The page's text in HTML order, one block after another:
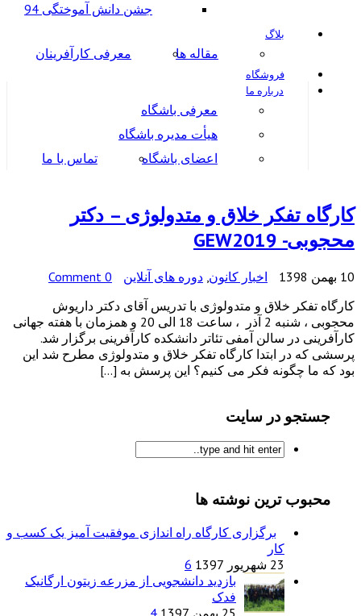
جشن دانش آموختگی 94
بلاگ
مقاله ها معرفی کارآفرینان
فروشگاه
درباره ما
معرفی باشگاه
هیأت مدیره باشگاه
اعضای باشگاه
تماس با ما
کارگاه تفکر خلاق و متدولوژی – دکتر
محجوبی- GEW2019
10 بهمن 1398 اخبار کانون دوره های آنلاین
0 Comment
کارگاه تفکر خلاق و متدولوژی با تدریس آقای دکتر داریوش
محجوبی ، شنبه 2 آذر ، ساعت 18 الی 20 و همزمان با هفته جهانی
کارآفرینی در سالن آمفی تئاتر دانشکده کارآفرینی برگزار شد.
پرسشی که در ابتدا کارگاه تفکر خلاق و متدولوژی مطرح شد این
بود که ما چگونه فکر می کنیم؟ این پرسش به […]
جستجو در سایت
محبوب ترین نوشته ها
برگزاری کارگاه راه اندازی موفقیت آمیز یک کسب و
کار
23 شهریور 1397
6
بازدید دانشجویی از مزرعه زیتون ارگانیک
فدک
25 بهمن 1397
4